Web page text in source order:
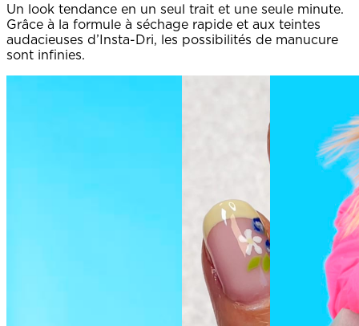
Un look tendance en un seul trait et une seule minute.
Grâce à la formule à séchage rapide et aux teintes
audacieuses d’Insta-Dri, les possibilités de manucure
sont infinies.